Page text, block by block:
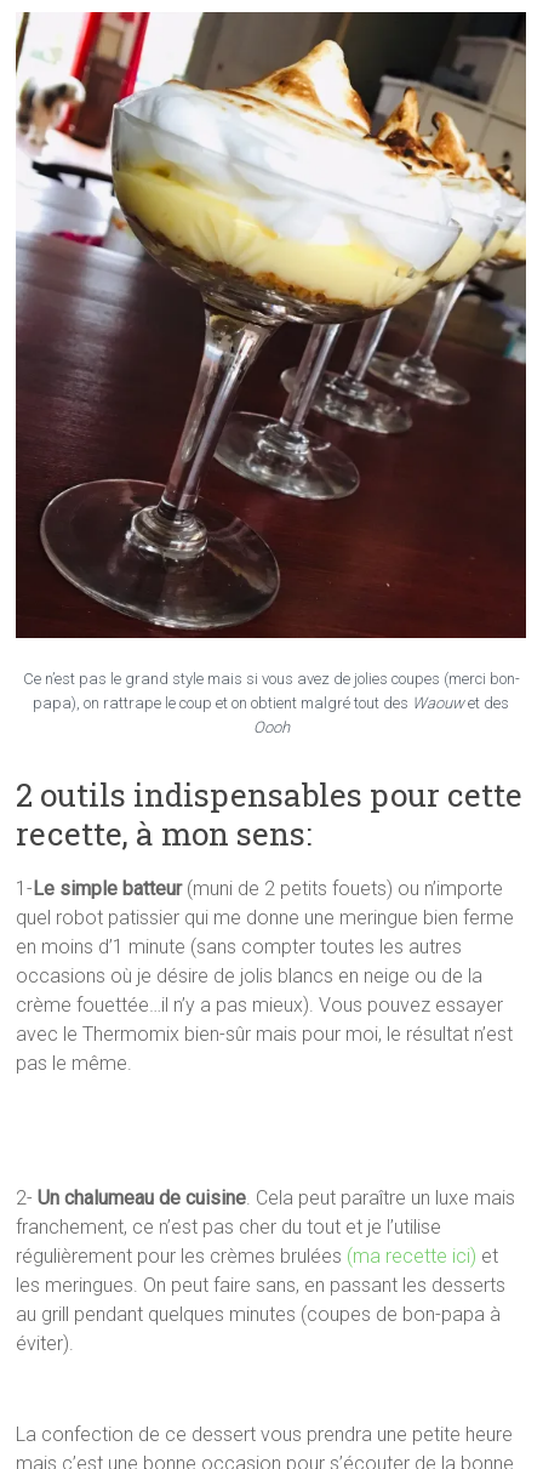
Ce n’est pas le grand style mais si vous avez de jolies coupes (merci bon-
papa), on rattrape le coup et on obtient malgré tout des Waouwet des
Oooh
2 outils indispensables pour cette
recette, à mon sens:
1- Le simple batteur (muni de 2 petits fouets) ou n’importe
quel robot patissier qui me donne une meringue bien ferme
en moins d’1 minute (sans compter toutes les autres
occasions où je désire de jolis blancs en neige ou de la
crème fouettée…il n’y a pas mieux). Vous pouvez essayer
avec le Thermomix bien-sûr mais pour moi, le résultat n’est
pas le même.
2-Un chalumeau de cuisine. Cela peut paraître un luxe mais
franchement, ce n’est pas cher du tout et je l’utilise
régulièrement pour les crèmes brulées (ma recette ici) et
les meringues. On peut faire sans, en passant les desserts
au grill pendant quelques minutes (coupes de bon-papa à
éviter).
La confection de ce dessert vous prendra une petite heure
mais c’est une bonne occasion pour s’écouter de la bonne